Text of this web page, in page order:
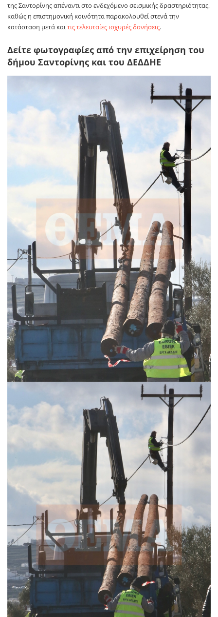
της Σαντορίνης απέναντι στο ενδεχόμενο σεισμικής δραστηριότητας,
καθώς η επιστημονική κοινότητα παρακολουθεί στενά την
κατάσταση μετά καιτις τελευταίες ισχυρές δονήσεις.
Δείτε φωτογραφίες από την επιχείρηση του
δήμου Σαντορίνης και του ΔΕΔΔΗΕ